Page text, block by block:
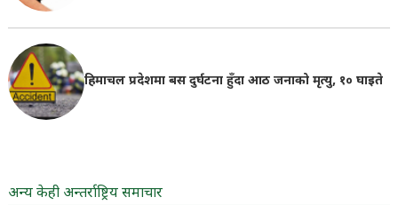
हिमाचल प्रदेशमा बस दुर्घटना हुँदा आठ जनाको मृत्यु, १० घाइते
अन्य केही अन्तर्राष्ट्रिय समाचार